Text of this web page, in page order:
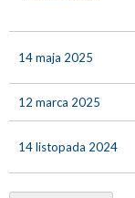
14 maja 2025
12 marca 2025
14 listopada 2024